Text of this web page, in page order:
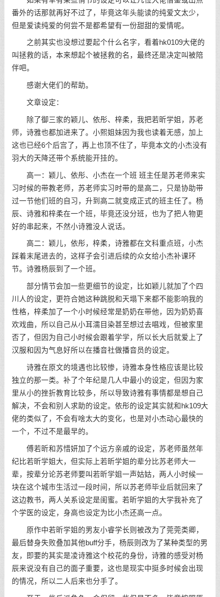
番外的话那就再好不过了，毕竟这年头能读的纯爱文太少，
但是爱读纯爱的何尝不是都希望有一份甜甜的爱情呢。
之前其实也没想过要起个什么名字，看着hk0109大佬的
叫拯救的话，本来想起个被拯救的名，最终还是决定叫被陪
伴吧。
感谢大佬们的帮助。
文章设定：
除了御三家的颖儿、依彤、梓柔，我把若昕学姐，苏老
师，诗雅也都加进来了。小熙姐妹因为我也读着无感，加上
这也已经6个后宫了，再上也顶不住了，毕竟本文的小杰没有
羽大的天降还带个系统能开挂的。
高一：颖儿、依彤、小杰在一个班 班主任是苏老师来实
习时候的带教老师，苏老师实习时带的是高二，只是协助带
过一节他们班的自习，升到高二就变成正式的班主任了。杨
辰、诗雅和梓柔在一个班，毕竟还没分班，也为了把人物更
好的串起来，不然小诗雅没人说话。
高二：颖儿，依彤，梓柔，诗雅都在文科重点班，小杰
踩着末尾进去的，这样子会引进后续的众女给小杰补课环
节。诗雅杨辰到了一个班。
部分情节会加一些更细节的设定，比如颖儿就加了个四
川人的设定，更符合她这种跳脱和天塌下来都不能影响我的
性格，梓柔加了一个小时候经常是奶奶在带他，因为奶奶喜
欢戏曲，所以自己从小耳濡目染甚至想过去唱戏，但被家里
否了，但因为自己小时候会跟着学学，所以长大后就爱上了
汉服和因为气息好所以在播音社做播音员的设定。
诗雅在原文的境遇也比较惨，诗雅本身性格应该是比较
独立的那一类。补了个年纪是几人中最小的设定，但因为家
里从小的挫折教育比较多，所以导致诗雅有事情都是想自己
解决，不会和别人求助的设定。依彤的设定其实就和hk109大
佬的类似了，不会有啥太大的变化，也是对小杰动心最快的
一个，不过不是最早的。
傅若昕和苏惜妍加了个远方亲戚的设定，苏老师虽然年
纪比若昕学姐大，但实际上若昕学姐的辈分比苏老师大一
辈，按辈分论苏老师要叫若昕学姐一声姑姑，两人小时候一
块在这个城市生活过一段时间，所以苏老师毕业后就回来了
这边教书，两人关系设定是闺蜜。若昕学姐的大学我补充了
个学医的设定，身高也设定为比小杰还高一点。
原作中若昕学姐的男友小睿学长则被改为了莞莞类卿，
最后替身失败叠加其他buff分手，杨辰则改为了某种类型的男
友，即要的其实是凌诗雅这个校花的身份，诗雅的感受对杨
辰来说没有自己的面子重要，这也是现实中挺多时候会出现
的情况，所以二人后来也分手了。